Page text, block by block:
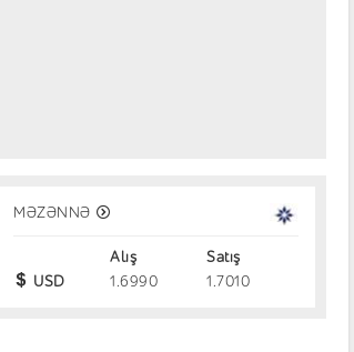
yanacağı istehsalına 3
sərmayə yatırır
05.08.2026
MƏZƏNNƏ
Alış
Satış
USD
1.6990 1.7010